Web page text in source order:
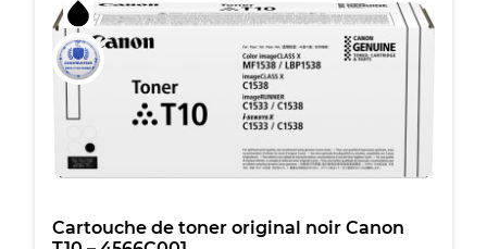
Canon
T10L
-
4802C001
Cartouche de toner original noir Canon